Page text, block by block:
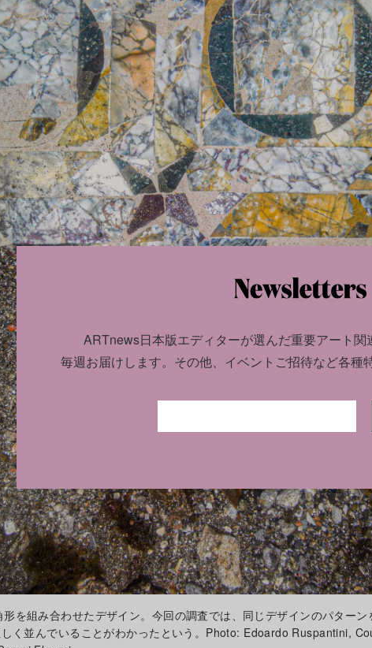
を組み合わせたデザイン。今回の調査では、同じデザインのパターン
く並んでいることがわかったという。Photo: Edoardo Ruspantini,
ARTnews日本版エディターが選んだ重要アート関
毎週お届けします。 その他、イベントご招待など各種